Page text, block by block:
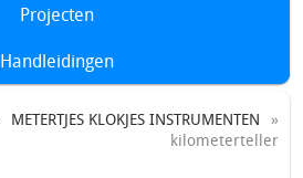
Projecten
Handleidingen
METERTJES KLOKJES INSTRUMENTEN
»
kilometerteller